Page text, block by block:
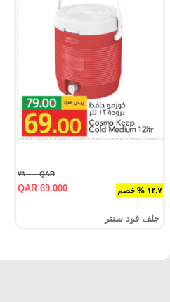
١٢.٧ % خصم
QAR ٧٩.٠٠٠
QAR 69.000
جلف فود سنتر